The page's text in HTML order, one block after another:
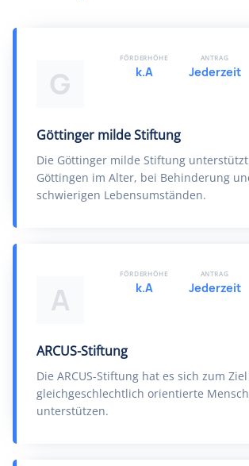
G
Göttinger milde Stiftung
Die Göttinger milde Stiftung
Göttingen im Alter, bei Behinderung
schwierigen Lebensumständen.
FÖRDERHÖHE
k.A
ANTRAG
Jederzeit
A
ARCUS-Stiftung
Die ARCUS-Stiftung hat es sich zum
gleichgeschlechtlich orientierte
unterstützen.
FÖRDERHÖHE
k.A
ANTRAG
Jederzeit